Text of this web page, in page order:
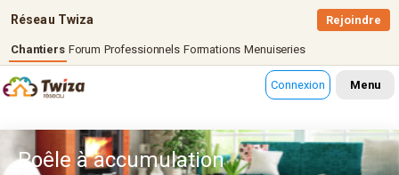
Réseau Twiza
Chantiers Forum Professionnels Formations Menuiseries
Rejoindre
Connexion Menu
Poêle à accumulation